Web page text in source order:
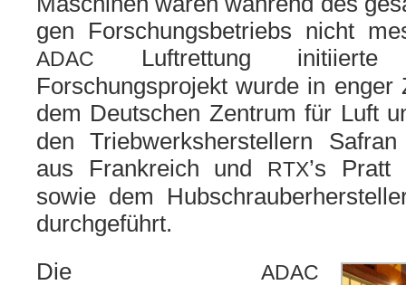
gen Forschungsbetriebs nicht
ADAC Luftrettung initi­ier­te
Forschungsprojekt wur­de in enger
dem Deutschen Zentrum für Luft
den Triebwerksherstellern
aus Frankreich und
RTX’s Pratt
sowie dem
durch­ge­führt.
Die ADAC